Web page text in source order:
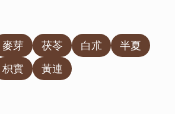
麥芽 茯苓 白朮
半夏
枳實 黃連